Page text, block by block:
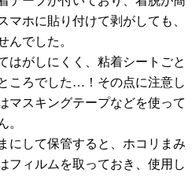
マホに貼り付けて剥がしても、
んでした。
はがしにくく、粘着シートごと
ころでした…！その点に注意し
マスキングテープなどを使って
。
にして保管すると、ホコリまみ
フィルムを取っておき、使用し